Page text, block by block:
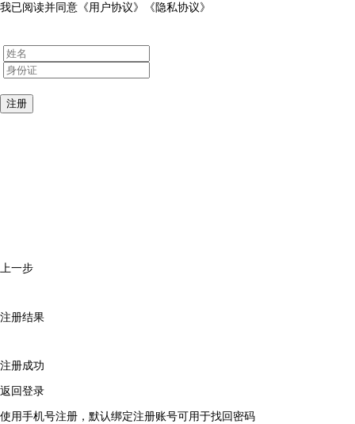
我已阅读并同意 《用户协议》 《隐私协议》
注册
上一步
注册结果
注册成功
返回登录
使用手机号注册，默认绑定注册账号可用于找回密码